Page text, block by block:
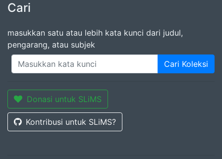
Cari
masukkan satu atau lebih kata kunci dari judul,
pengarang, atau subjek
Cari Koleksi
Donasi untuk SLiMS
Kontribusi untuk SLiMS?